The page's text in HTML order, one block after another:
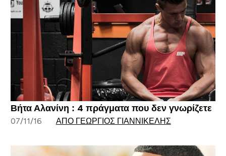
Βήτα Αλανίνη : 4 πράγματα που δεν γνωρίζετε
07/11/16 ΑΠΌ ΓΕΏΡΓΙΟΣ ΓΙΑΝΝΙΚΈΛΗΣ